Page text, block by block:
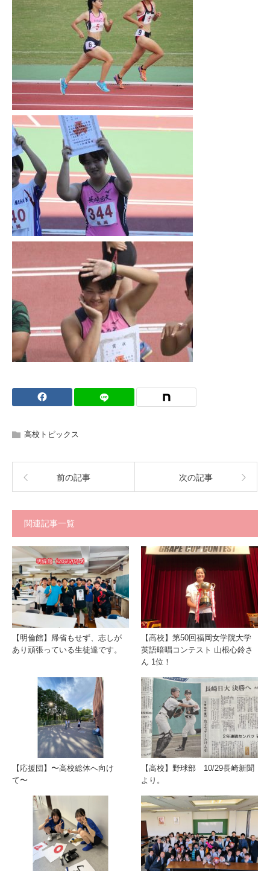
高校トピックス
前の記事 次の記事
関連記事一覧
【明倫館】帰省もせず、志しが
あり頑張っている生徒達です。
【高校】第50回福岡女学院大学
英語暗唱コンテスト 山根心鈴さ
ん 1位！
【応援団】〜高校総体へ向け
て〜
【高校】野球部 10/29長崎新聞
より。